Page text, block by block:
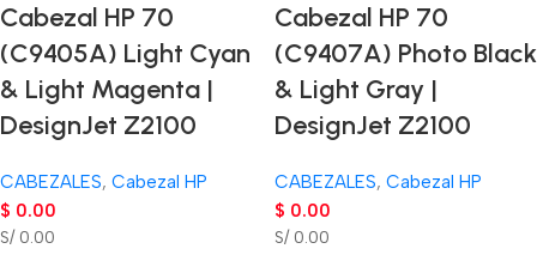
Cabezal HP 70
(C9405A) Light Cyan
& Light Magenta |
DesignJet Z2100
CABEZALES, Cabezal HP
$ 0.00
S/ 0.00
Cabezal HP 70
(C9407A) Photo Black
& Light Gray |
DesignJet Z2100
CABEZALES, Cabezal HP
$ 0.00
S/ 0.00